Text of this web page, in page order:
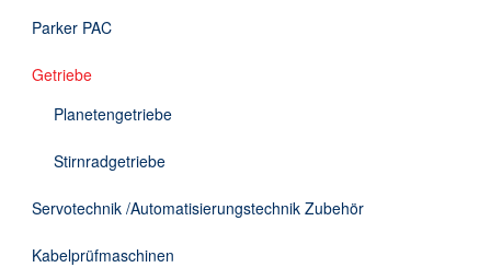
Parker PAC
Getriebe
Planetengetriebe
Stirnradgetriebe
Servotechnik /Automatisierungstechnik Zubehör
Kabelprüfmaschinen